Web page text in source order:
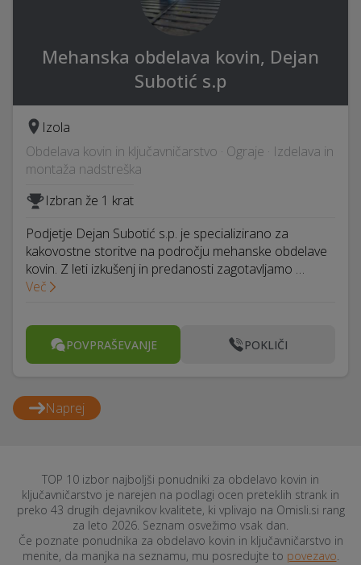
Mehanska obdelava kovin, Dejan
Subotić s.p
Izola
Obdelava kovin in ključavničarstvo · Ograje · Izdelava in
montaža nadstreška
Izbran že 1 krat
Podjetje Dejan Subotić s.p. je specializirano za
kakovostne storitve na področju mehanske obdelave
kovin. Z leti izkušenj in predanosti zagotavljamo …
Več
POVPRAŠEVANJE POKLIČI
Naprej
TOP 10 izbor najboljši ponudniki za obdelavo kovin in
ključavničarstvo je narejen na podlagi ocen preteklih strank in
preko 43 drugih dejavnikov kvalitete, ki vplivajo na Omisli.si rang
za leto 2026. Seznam osvežimo vsak dan.
Če poznate ponudnika za obdelavo kovin in ključavničarstvo in
menite, da manjka na seznamu, mu posredujte to povezavo.